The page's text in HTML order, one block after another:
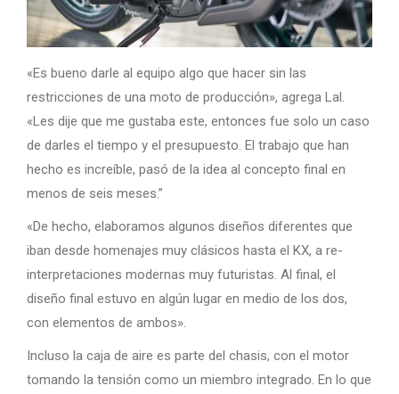
«Es bueno darle al equipo algo que hacer sin las
restricciones de una moto de producción», agrega Lal.
«Les dije que me gustaba este, entonces fue solo un caso
de darles el tiempo y el presupuesto. El trabajo que han
hecho es increíble, pasó de la idea al concepto final en
menos de seis meses.”
«De hecho, elaboramos algunos diseños diferentes que
iban desde homenajes muy clásicos hasta el KX, a re-
interpretaciones modernas muy futuristas. Al final, el
diseño final estuvo en algún lugar en medio de los dos,
con elementos de ambos».
Incluso la caja de aire es parte del chasis, con el motor
tomando la tensión como un miembro integrado. En lo que